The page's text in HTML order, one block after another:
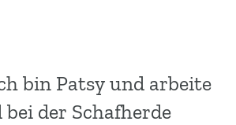
bin Patsy und arbeite
der Schafherde